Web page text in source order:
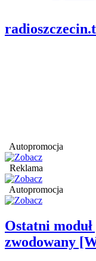
Autopromocja
Reklama
Autopromocja
Ostatni moduł
zwodowany